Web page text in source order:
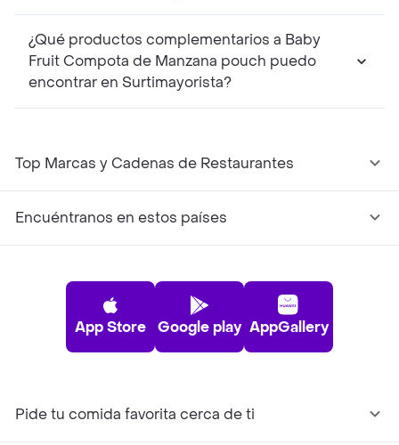
¿Qué productos complementarios a Baby
Fruit Compota de Manzana pouch puedo
encontrar en Surtimayorista?
Top Marcas y Cadenas de Restaurantes
Encuéntranos en estos países
App Store Google play AppGallery
Pide tu comida favorita cerca de ti